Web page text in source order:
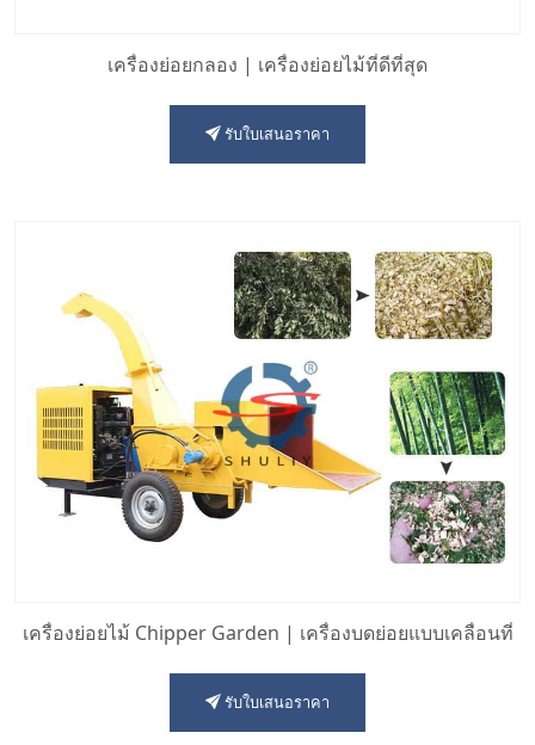
เครื่องย่อยกลอง | เครื่องย่อยไม้ที่ดีที่สุด
รับใบเสนอราคา
เครื่องย่อยไม้ Chipper Garden | เครื่องบดย่อยแบบเคลื่อนที่
รับใบเสนอราคา